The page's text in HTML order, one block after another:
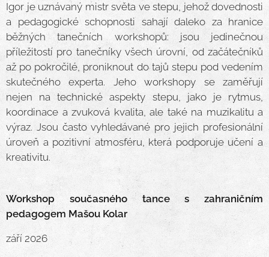
Igor je uznávaný mistr světa ve stepu, jehož dovednosti
a pedagogické schopnosti sahají daleko za hranice
běžných tanečních workshopů: jsou jedinečnou
příležitostí pro tanečníky všech úrovní, od začátečníků
až po pokročilé, proniknout do tajů stepu pod vedením
skutečného experta. Jeho workshopy se zaměřují
nejen na technické aspekty stepu, jako je rytmus,
koordinace a zvuková kvalita, ale také na muzikalitu a
výraz. Jsou často vyhledávané pro jejich profesionální
úroveň a pozitivní atmosféru, která podporuje učení a
kreativitu.
Workshop současného tance s zahraničním
pedagogem Mašou Kolar
září 2026